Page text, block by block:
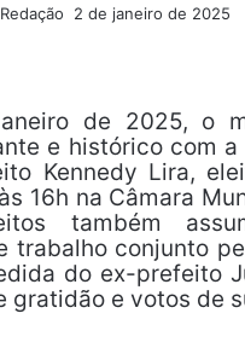
Redação
m
i
l
2 de janeiro de 2025
de 2025, o
e histórico com
Kennedy Lira,
16h na Câmara
também
trabalho conjunto
do ex-prefeito
gratidão e votos de